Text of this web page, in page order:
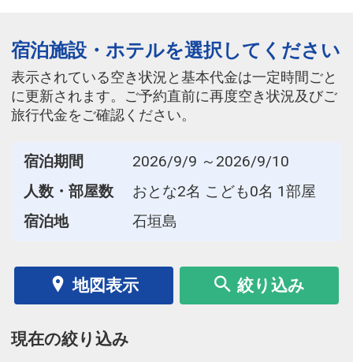
宿泊施設・ホテルを選択してください
表示されている空き状況と基本代金は一定時間ごと
に更新されます。ご予約直前に再度空き状況及びご
旅行代金をご確認ください。
宿泊期間
2026/9/9 ～2026/9/10
人数・部屋数
おとな2名 こども0名 1部屋
宿泊地
石垣島
地図表示 絞り込み
現在の絞り込み